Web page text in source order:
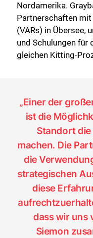
Nordamerika.
Partnerschaften mit
(VARs) in Übersee,
und Schulungen für
gleichen Kitting-
„Einer der
ist die
Standort
machen. Die
die
strategischen
diese
dass wir uns
Siemon